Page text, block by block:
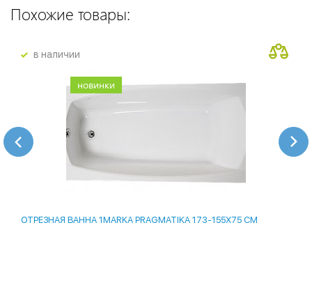
Похожие товары:
в наличии
новинки
ОТРЕЗНАЯ ВАННА 1MARKA PRAGMATIKA 173-155Х75 СМ